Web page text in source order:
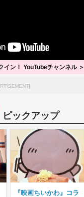
イン！ YouTubeチャンネル ＞
ピックアップ
『映画ちいかわ』コラ